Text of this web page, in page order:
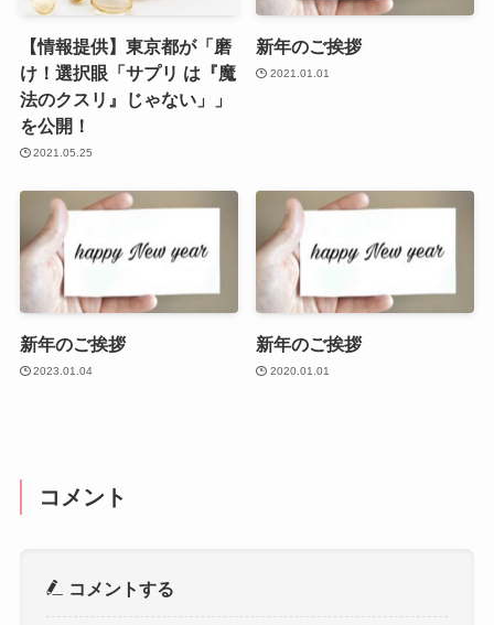
【情報提供】東京都が「磨
け！選択眼「サプリ は『魔
法のクスリ』じゃない」」
を公開！
2021.05.25
新年のご挨拶
2021.01.01
新年のご挨拶
2023.01.04
新年のご挨拶
2020.01.01
コメント
コメントする